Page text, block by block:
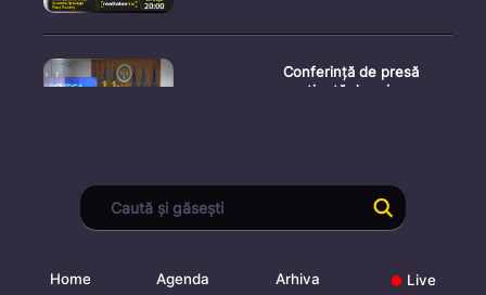
Conferință de presă
susținută de prim-
Ședința Consiliului
Superior al Procurorilor
din
Home Agenda Arhiva Live